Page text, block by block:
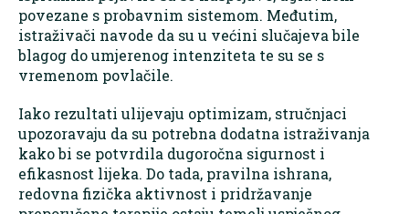
povezane s probavnim sistemom. Međutim,
istraživači navode da su u većini slučajeva bile
blagog do umjerenog intenziteta te su se s
vremenom povlačile.
Iako rezultati ulijevaju optimizam, stručnjaci
upozoravaju da su potrebna dodatna istraživanja
kako bi se potvrdila dugoročna sigurnost i
efikasnost lijeka. Do tada, pravilna ishrana,
redovna fizička aktivnost i pridržavanje